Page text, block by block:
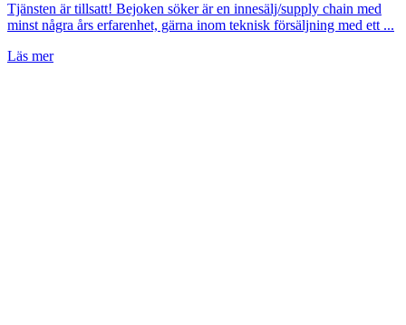
Tjänsten är tillsatt! Bejoken söker är en innesälj/supply chain med
minst några års erfarenhet, gärna inom teknisk försäljning med ett ...
Läs mer